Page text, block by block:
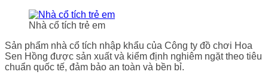
Nhà cổ tích trẻ em
Sản phẩm nhà cổ tích nhập khẩu của Công ty đồ chơi Hoa
Sen Hồng được sản xuất và kiểm định nghiêm ngặt theo tiêu
chuẩn quốc tế, đảm bảo an toàn và bền bỉ.